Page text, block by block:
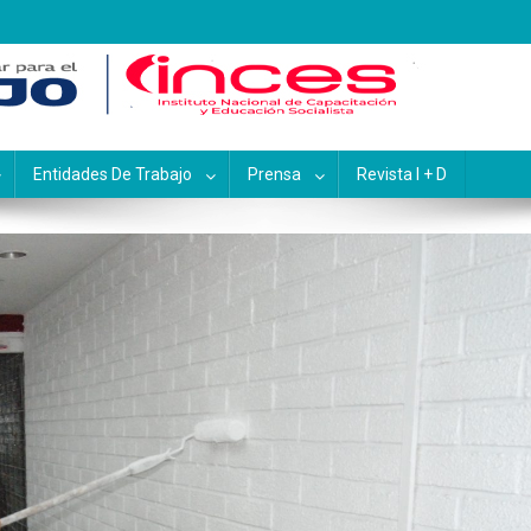
y Educación
Entidades De Trabajo Prensa Revista I + D